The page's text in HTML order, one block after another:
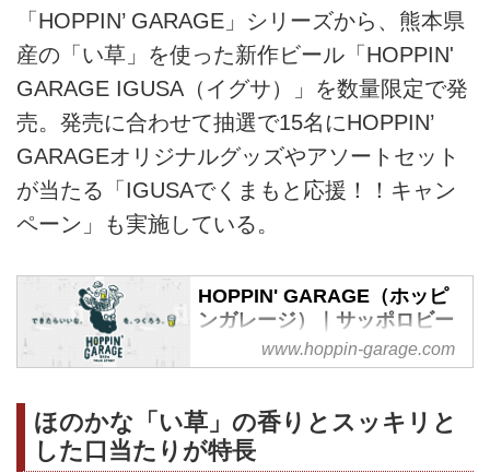
「HOPPIN’ GARAGE」シリーズから、熊本県
産の「い草」を使った新作ビール「HOPPIN'
GARAGE IGUSA（イグサ）」を数量限定で発
売。発売に合わせて抽選で15名にHOPPIN’
GARAGEオリジナルグッズやアソートセット
が当たる「IGUSAでくまもと応援！！キャン
ペーン」も実施している。
HOPPIN' GARAGE（ホッピ
ンガレージ）｜サッポロビー
とに多様性あふれるビールを生み
出し、そのストーリーを味わいな
www.hoppin-garage.com
ほのかな「い草」の香りとスッキリと
した口当たりが特長